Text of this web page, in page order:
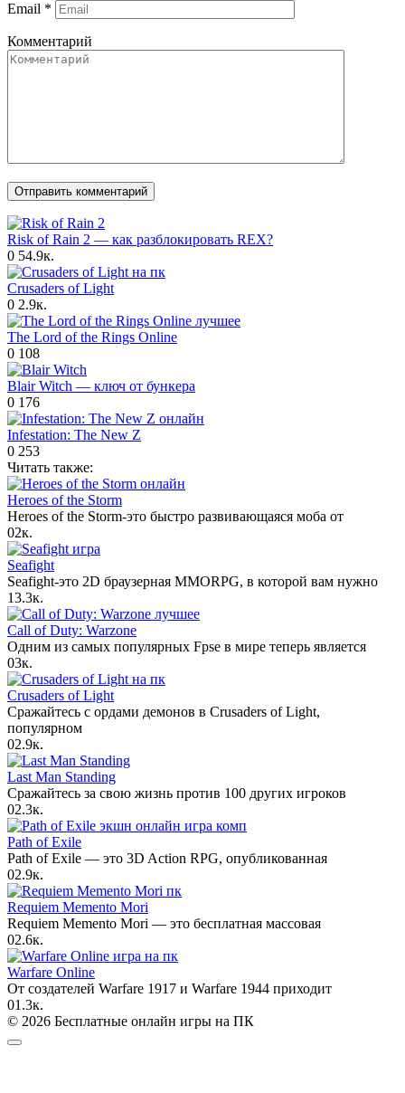
Email *
Комментарий
Risk of Rain 2 — как разблокировать REX?
0 54.9к.
Crusaders of Light
0 2.9к.
The Lord of the Rings Online
0 108
Blair Witch — ключ от бункера
0 176
Infestation: The New Z
0 253
Читать также:
Heroes of the Storm
Heroes of the Storm-это быстро развивающаяся моба от
02к.
Seafight
Seafight-это 2D браузерная MMORPG, в которой вам нужно
13.3к.
Call of Duty: Warzone
Одним из самых популярных Fpse в мире теперь является
03к.
Crusaders of Light
Сражайтесь с ордами демонов в Crusaders of Light,
популярном
02.9к.
Last Man Standing
Сражайтесь за свою жизнь против 100 других игроков
02.3к.
Path of Exile
Path of Exile — это 3D Action RPG, опубликованная
02.9к.
Requiem Memento Mori
Requiem Memento Mori — это бесплатная массовая
02.6к.
Warfare Online
От создателей Warfare 1917 и Warfare 1944 приходит
01.3к.
© 2026 Бесплатные онлайн игры на ПК